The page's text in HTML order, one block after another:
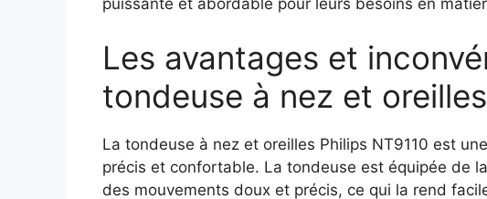
Les avantages et
tondeuse à nez et
La tondeuse à nez et oreilles Philips NT9110 est
précis et confortable. La tondeuse est équipée de
des mouvements doux et précis, ce qui la rend